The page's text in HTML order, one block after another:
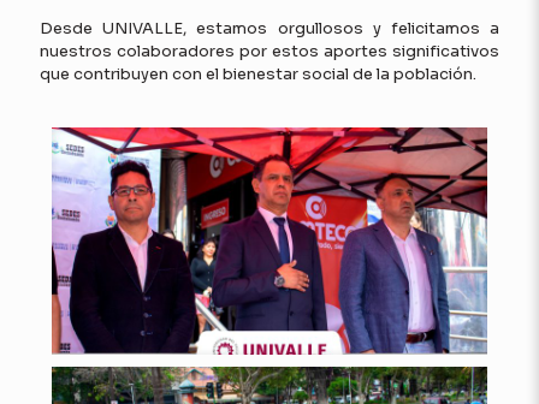
Desde UNIVALLE, estamos orgullosos y felicitamos a
nuestros colaboradores por estos aportes significativos
que contribuyen con el bienestar social de la población.